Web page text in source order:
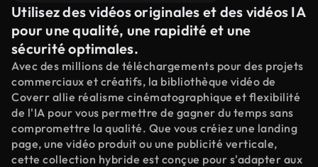
Utilisez des vidéos originales et des vidéos IA
pour une qualité, une rapidité et une
sécurité optimales.
Avec des millions de téléchargements pour des projets
commerciaux et créatifs, la bibliothèque vidéo de
Coverr allie réalisme cinématographique et flexibilité
de l'IA pour vous permettre de gagner du temps sans
compromettre la qualité. Que vous créiez une landing
page, une vidéo produit ou une publicité verticale,
cette collection hybride est conçue pour s'adapter aux